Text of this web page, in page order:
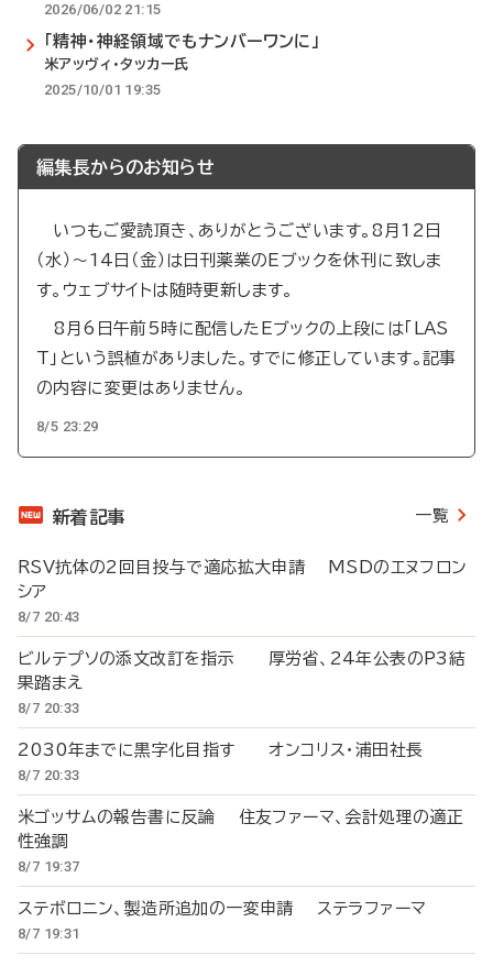
2026/06/02 21:15
「精神・神経領域でもナンバーワンに」
米アッヴィ・タッカー氏
2025/10/01 19:35
編集長からのお知らせ
いつもご愛読頂き、ありがとうございます。8月12日
（水）～14日（金）は日刊薬業のEブックを休刊に致しま
す。ウェブサイトは随時更新します。
8月6日午前5時に配信したEブックの上段には「LAS
T」という誤植がありました。すでに修正しています。記事
の内容に変更はありません。
8/5 23:29
新着記事 一覧
RSV抗体の2回目投与で適応拡大申請 MSDのエヌフロン
シア
8/7 20:43
ビルテプソの添文改訂を指示 厚労省、24年公表のP3結
果踏まえ
8/7 20:33
2030年までに黒字化目指す オンコリス・浦田社長
8/7 20:33
米ゴッサムの報告書に反論 住友ファーマ、会計処理の適正
性強調
8/7 19:37
ステボロニン、製造所追加の一変申請 ステラファーマ
8/7 19:31